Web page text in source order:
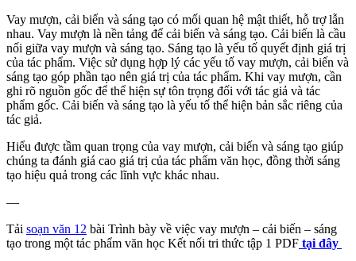
Vay mượn, cải biến và sáng tạo có mối quan hệ mật thiết, hỗ trợ lẫn
nhau. Vay mượn là nền tảng để cải biến và sáng tạo. Cải biến là cầu
nối giữa vay mượn và sáng tạo. Sáng tạo là yếu tố quyết định giá trị
của tác phẩm. Việc sử dụng hợp lý các yếu tố vay mượn, cải biến và
sáng tạo góp phần tạo nên giá trị của tác phẩm. Khi vay mượn, cần
ghi rõ nguồn gốc để thể hiện sự tôn trọng đối với tác giả và tác
phẩm gốc. Cải biến và sáng tạo là yếu tố thể hiện bản sắc riêng của
tác giả.
Hiểu được tầm quan trọng của vay mượn, cải biến và sáng tạo giúp
chúng ta đánh giá cao giá trị của tác phẩm văn học, đồng thời sáng
tạo hiệu quả trong các lĩnh vực khác nhau.
—
Tải soạn văn 12 bài Trình bày về việc vay mượn – cải biến – sáng
tạo trong một tác phẩm văn học Kết nối tri thức tập 1 PDF tại đây